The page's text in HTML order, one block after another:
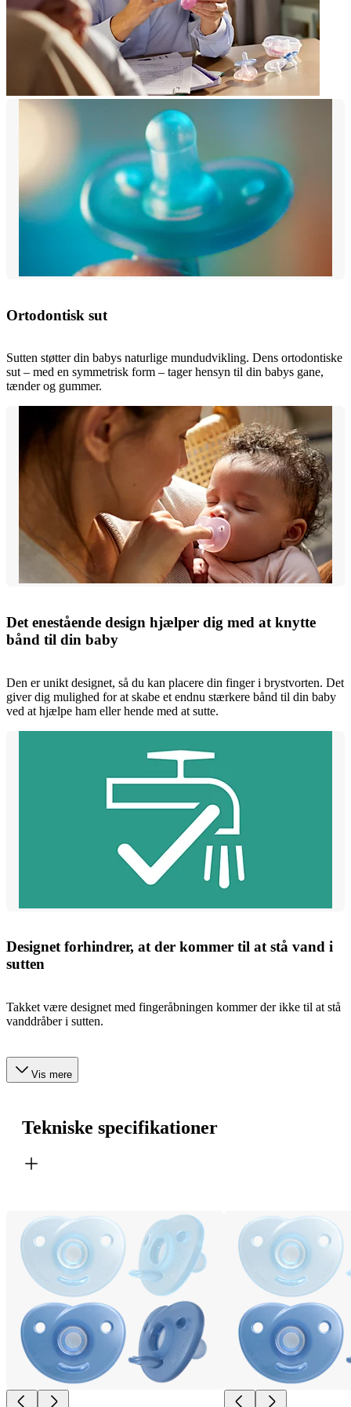
Ortodontisk sut
Sutten støtter din babys naturlige mundudvikling. Dens ortodontiske
sut – med en symmetrisk form – tager hensyn til din babys gane,
tænder og gummer.
Det enestående design hjælper dig med at knytte
bånd til din baby
Den er unikt designet, så du kan placere din finger i brystvorten. Det
giver dig mulighed for at skabe et endnu stærkere bånd til din baby
ved at hjælpe ham eller hende med at sutte.
Designet forhindrer, at der kommer til at stå vand i
sutten
Takket være designet med fingeråbningen kommer der ikke til at stå
vanddråber i sutten.
Vis mere
Tekniske specifikationer